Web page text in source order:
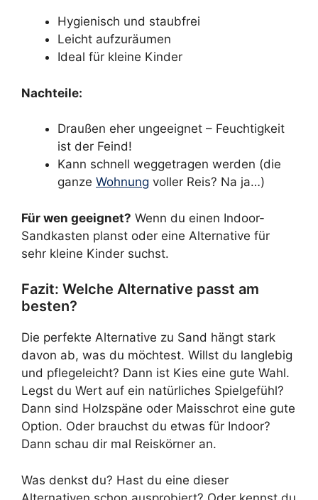
Hygienisch und staubfrei
Leicht aufzuräumen
Ideal für kleine Kinder
Nachteile:
Draußen eher ungeeignet – Feuchtigkeit
ist der Feind!
Kann schnell weggetragen werden (die
ganze Wohnung voller Reis? Na ja…)
Für wen geeignet? Wenn du einen Indoor-
Sandkasten planst oder eine Alternative für
sehr kleine Kinder suchst.
Fazit: Welche Alternative passt am
besten?
Die perfekte Alternative zu Sand hängt stark
davon ab, was du möchtest. Willst du langlebig
und pflegeleicht? Dann ist Kies eine gute Wahl.
Legst du Wert auf ein natürliches Spielgefühl?
Dann sind Holzspäne oder Maisschrot eine gute
Option. Oder brauchst du etwas für Indoor?
Dann schau dir mal Reiskörner an.
Was denkst du? Hast du eine dieser